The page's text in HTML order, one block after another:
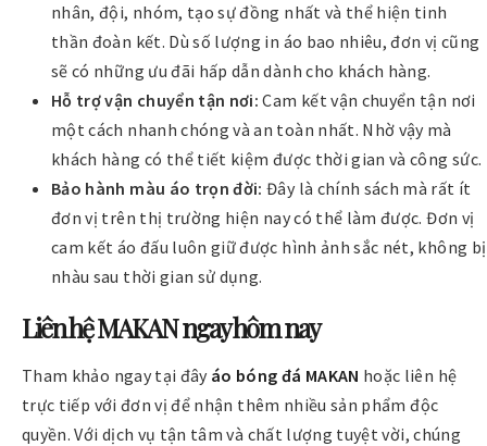
nhân, đội, nhóm, tạo sự đồng nhất và thể hiện tinh
thần đoàn kết. Dù số lượng in áo bao nhiêu, đơn vị cũng
sẽ có những ưu đãi hấp dẫn dành cho khách hàng.
Hỗ trợ vận chuyển tận nơi: Cam kết vận chuyển tận nơi
một cách nhanh chóng và an toàn nhất. Nhờ vậy mà
khách hàng có thể tiết kiệm được thời gian và công sức.
Bảo hành màu áo trọn đời: Đây là chính sách mà rất ít
đơn vị trên thị trường hiện nay có thể làm được. Đơn vị
cam kết áo đấu luôn giữ được hình ảnh sắc nét, không bị
nhàu sau thời gian sử dụng.
Liên hệ MAKAN ngay hôm nay
Tham khảo ngay tại đây áo bóng đá MAKAN hoặc liên hệ
trực tiếp với đơn vị để nhận thêm nhiều sản phẩm độc
quyền. Với dịch vụ tận tâm và chất lượng tuyệt vời, chúng